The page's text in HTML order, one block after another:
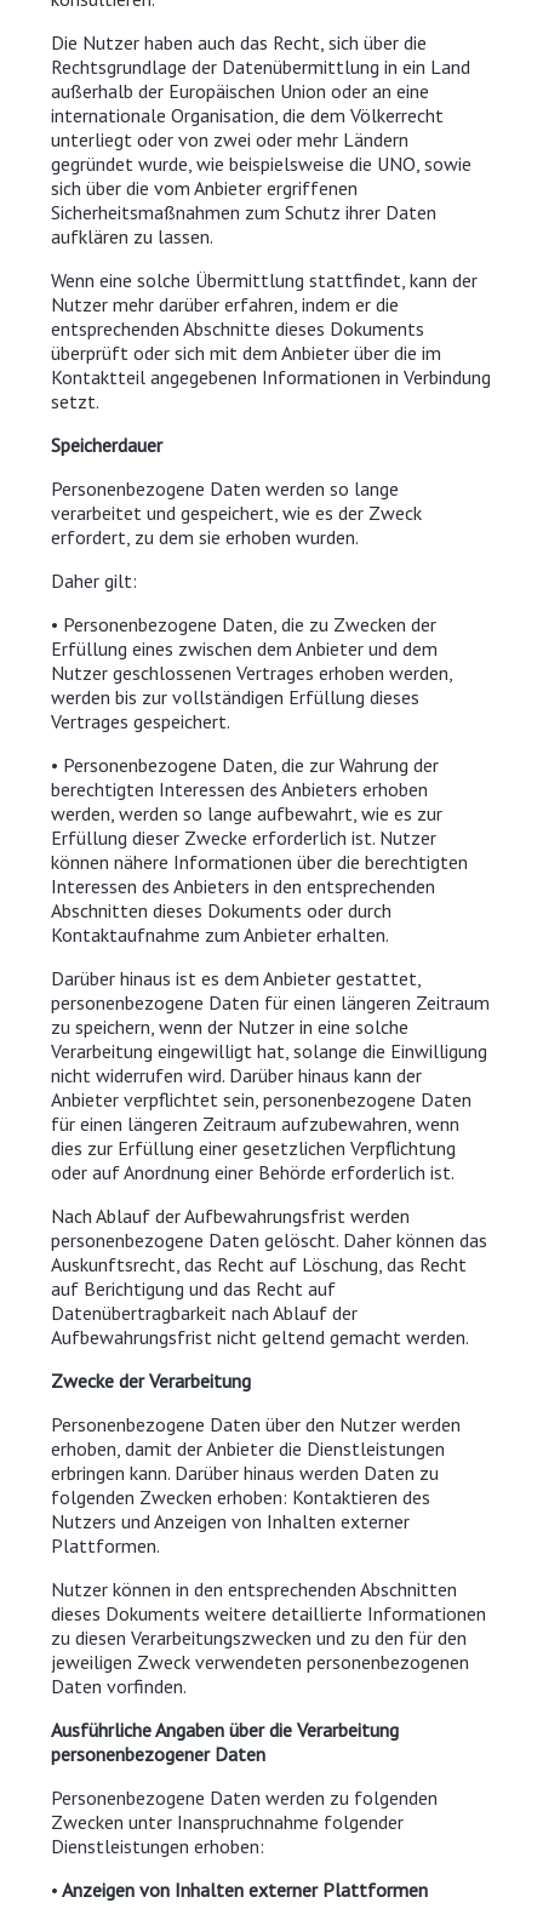
Die Nutzer haben auch das Recht, sich über die
Rechtsgrundlage der Datenübermittlung in ein Land
außerhalb der Europäischen Union oder an eine
internationale Organisation, die dem Völkerrecht
unterliegt oder von zwei oder mehr Ländern
gegründet wurde, wie beispielsweise die UNO, sowie
sich über die vom Anbieter ergriffenen
Sicherheitsmaßnahmen zum Schutz ihrer Daten
aufklären zu lassen.
Wenn eine solche Übermittlung stattfindet, kann der
Nutzer mehr darüber erfahren, indem er die
entsprechenden Abschnitte dieses Dokuments
überprüft oder sich mit dem Anbieter über die im
Kontaktteil angegebenen Informationen in Verbindung
setzt.
Speicherdauer
Personenbezogene Daten werden so lange
verarbeitet und gespeichert, wie es der Zweck
erfordert, zu dem sie erhoben wurden.
Daher gilt:
• Personenbezogene Daten, die zu Zwecken der
Erfüllung eines zwischen dem Anbieter und dem
Nutzer geschlossenen Vertrages erhoben werden,
werden bis zur vollständigen Erfüllung dieses
Vertrages gespeichert.
• Personenbezogene Daten, die zur Wahrung der
berechtigten Interessen des Anbieters erhoben
werden, werden so lange aufbewahrt, wie es zur
Erfüllung dieser Zwecke erforderlich ist. Nutzer
können nähere Informationen über die berechtigten
Interessen des Anbieters in den entsprechenden
Abschnitten dieses Dokuments oder durch
Kontaktaufnahme zum Anbieter erhalten.
Darüber hinaus ist es dem Anbieter gestattet,
personenbezogene Daten für einen längeren Zeitraum
zu speichern, wenn der Nutzer in eine solche
Verarbeitung eingewilligt hat, solange die Einwilligung
nicht widerrufen wird. Darüber hinaus kann der
Anbieter verpflichtet sein, personenbezogene Daten
für einen längeren Zeitraum aufzubewahren, wenn
dies zur Erfüllung einer gesetzlichen Verpflichtung
oder auf Anordnung einer Behörde erforderlich ist.
Nach Ablauf der Aufbewahrungsfrist werden
personenbezogene Daten gelöscht. Daher können das
Auskunftsrecht, das Recht auf Löschung, das Recht
auf Berichtigung und das Recht auf
Datenübertragbarkeit nach Ablauf der
Aufbewahrungsfrist nicht geltend gemacht werden.
Zwecke der Verarbeitung
Personenbezogene Daten über den Nutzer werden
erhoben, damit der Anbieter die Dienstleistungen
erbringen kann. Darüber hinaus werden Daten zu
folgenden Zwecken erhoben: Kontaktieren des
Nutzers und Anzeigen von Inhalten externer
Plattformen.
Nutzer können in den entsprechenden Abschnitten
dieses Dokuments weitere detaillierte Informationen
zu diesen Verarbeitungszwecken und zu den für den
jeweiligen Zweck verwendeten personenbezogenen
Daten vorfinden.
Ausführliche Angaben über die Verarbeitung
personenbezogener Daten
Personenbezogene Daten werden zu folgenden
Zwecken unter Inanspruchnahme folgender
Dienstleistungen erhoben:
• Anzeigen von Inhalten externer Plattformen